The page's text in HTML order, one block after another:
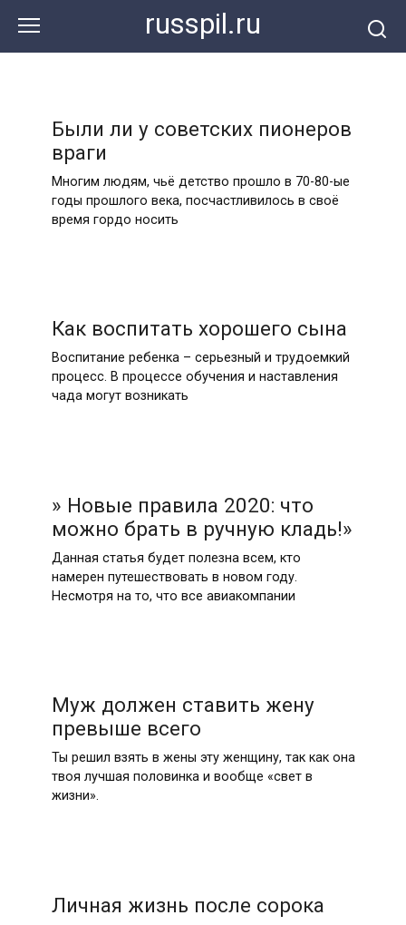
контенту
russpil.ru
Были ли у советских пионеров
враги
Многим людям, чьё детство прошло в 70-80-ые
годы прошлого века, посчастливилось в своё
время гордо носить
Как воспитать хорошего сына
Воспитание ребенка – серьезный и трудоемкий
процесс. В процессе обучения и наставления
чада могут возникать
» Новые правила 2020: что
можно брать в ручную кладь!»
Данная статья будет полезна всем, кто
намерен путешествовать в новом году.
Несмотря на то, что все авиакомпании
Муж должен ставить жену
превыше всего
Ты решил взять в жены эту женщину, так как она
твоя лучшая половинка и вообще «свет в
жизни».
Личная жизнь после сорока